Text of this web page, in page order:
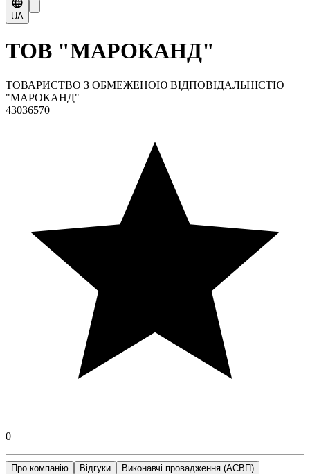
UA
ТОВ "МАРОКАНД"
ТОВАРИСТВО З ОБМЕЖЕНОЮ ВІДПОВІДАЛЬНІСТЮ
"МАРОКАНД"
43036570
0
Про компанію Відгуки Виконавчі провадження (АСВП)